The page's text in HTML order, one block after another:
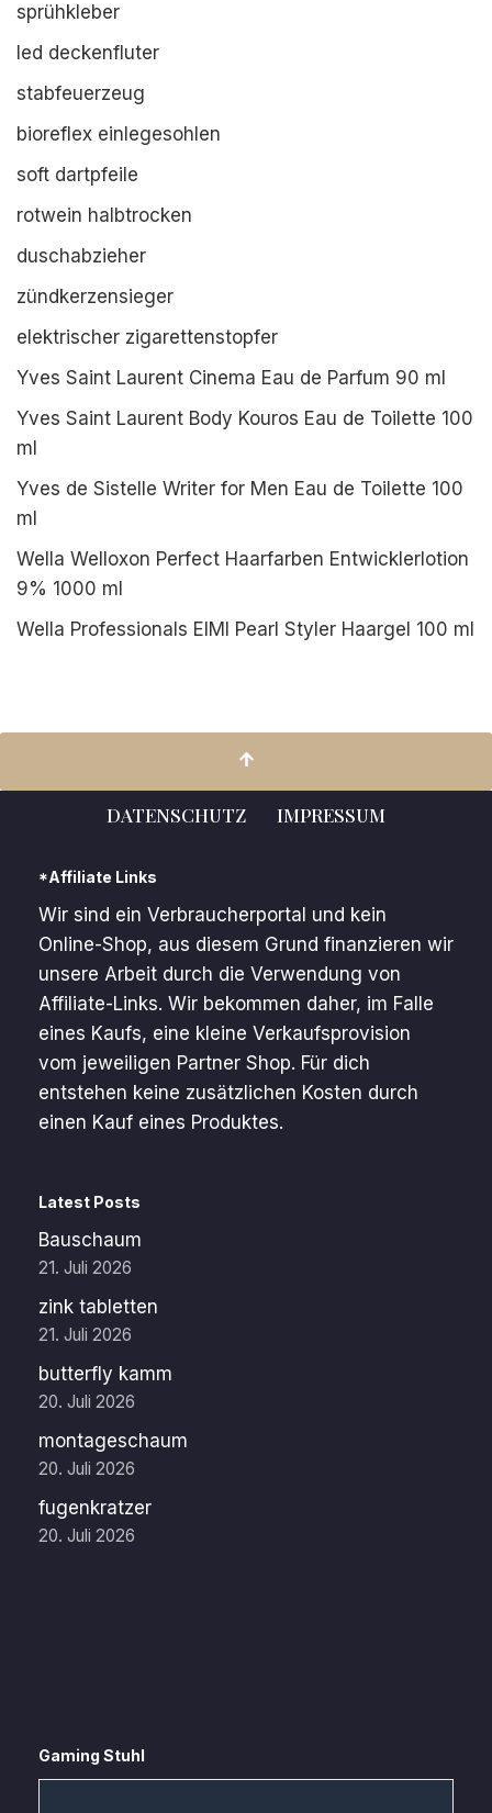
sprühkleber
led deckenfluter
stabfeuerzeug
bioreflex einlegesohlen
soft dartpfeile
rotwein halbtrocken
duschabzieher
zündkerzensieger
elektrischer zigarettenstopfer
Yves Saint Laurent Cinema Eau de Parfum 90 ml
Yves Saint Laurent Body Kouros Eau de Toilette 100
ml
Yves de Sistelle Writer for Men Eau de Toilette 100
ml
Wella Welloxon Perfect Haarfarben Entwicklerlotion
9% 1000 ml
Wella Professionals EIMI Pearl Styler Haargel 100 ml
DATENSCHUTZ IMPRESSUM
*Affiliate Links
Wir sind ein Verbraucherportal und kein
Online-Shop, aus diesem Grund finanzieren wir
unsere Arbeit durch die Verwendung von
Affiliate-Links. Wir bekommen daher, im Falle
eines Kaufs, eine kleine Verkaufsprovision
vom jeweiligen Partner Shop. Für dich
entstehen keine zusätzlichen Kosten durch
einen Kauf eines Produktes.
Latest Posts
Bauschaum
21. Juli 2026
zink tabletten
21. Juli 2026
butterfly kamm
20. Juli 2026
montageschaum
20. Juli 2026
fugenkratzer
20. Juli 2026
Gaming Stuhl